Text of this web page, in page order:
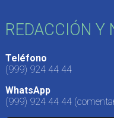
REDACCIÓN Y
Teléfono
(999) 924 44 44
WhatsApp
(999) 924 44 44